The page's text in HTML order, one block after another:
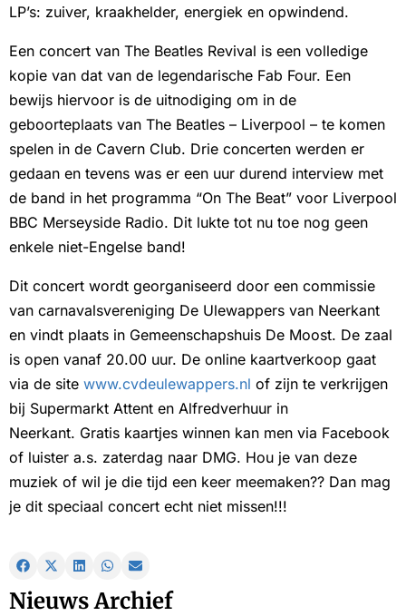
LP’s: zuiver, kraakhelder, energiek en opwindend.
Een concert van The Beatles Revival is een volledige
kopie van dat van de legendarische Fab Four. Een
bewijs hiervoor is de uitnodiging om in de
geboorteplaats van The Beatles – Liverpool – te komen
spelen in de Cavern Club. Drie concerten werden er
gedaan en tevens was er een uur durend interview met
de band in het programma “On The Beat” voor Liverpool
BBC Merseyside Radio. Dit lukte tot nu toe nog geen
enkele niet-Engelse band!
Dit concert wordt georganiseerd door een commissie
van carnavalsvereniging De Ulewappers van Neerkant
en vindt plaats in Gemeenschapshuis De Moost. De zaal
is open vanaf 20.00 uur. De online kaartverkoop gaat
via de site www.cvdeulewappers.nl of zijn te verkrijgen
bij Supermarkt Attent en Alfredverhuur in
Neerkant. Gratis kaartjes winnen kan men via Facebook
of luister a.s. zaterdag naar DMG. Hou je van deze
muziek of wil je die tijd een keer meemaken?? Dan mag
je dit speciaal concert echt niet missen!!!
Nieuws Archief